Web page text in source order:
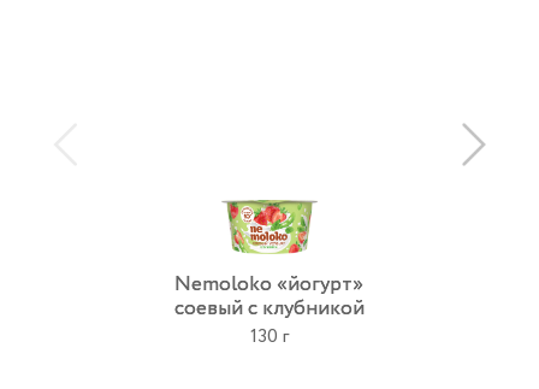
Nemoloko «йогурт»
соевый с клубникой
130 г